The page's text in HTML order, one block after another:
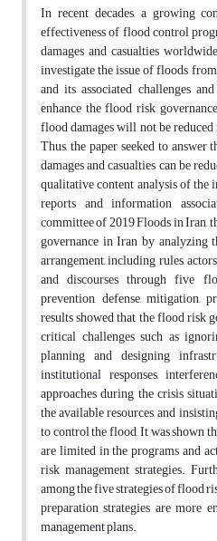
In recent decades, a growing
effectiveness of flood control
damages and casualties
investigate the issue of floods
and its associated challenges
enhance the flood risk
flood damages will not be
Thus, the paper seeked to
damages and casualties can be
qualitative content analysis of the
reports and information
committee of 2019 Floods in Iran,
governance in Iran by analyzing
arrangement, including rules,
and discourses through five
prevention, defense, mitigation,
results showed that the flood risk
critical challenges such as
planning and designing
institutional responses,
approaches during the crisis
the available resources, and
to control the flood, It was shown
are limited in the programs and
risk management strategies.
among the five strategies of flood
preparation strategies are more
management plans.